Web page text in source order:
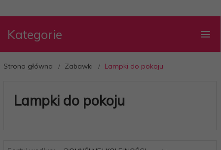
Kategorie
Strona główna Zabawki Lampki do pokoju
Lampki do pokoju